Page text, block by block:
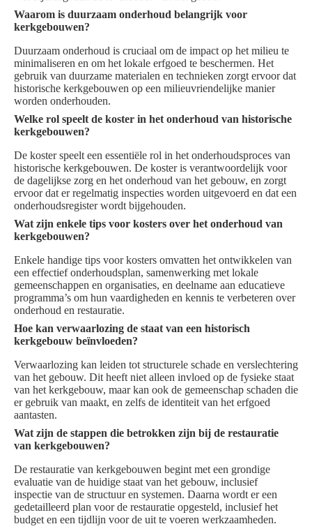
Waarom is duurzaam onderhoud belangrijk voor
kerkgebouwen?
Duurzaam onderhoud is cruciaal om de impact op het milieu te
minimaliseren en om het lokale erfgoed te beschermen. Het
gebruik van duurzame materialen en technieken zorgt ervoor dat
historische kerkgebouwen op een milieuvriendelijke manier
worden onderhouden.
Welke rol speelt de koster in het onderhoud van historische
kerkgebouwen?
De koster speelt een essentiële rol in het onderhoudsproces van
historische kerkgebouwen. De koster is verantwoordelijk voor
de dagelijkse zorg en het onderhoud van het gebouw, en zorgt
ervoor dat er regelmatig inspecties worden uitgevoerd en dat een
onderhoudsregister wordt bijgehouden.
Wat zijn enkele tips voor kosters over het onderhoud van
kerkgebouwen?
Enkele handige tips voor kosters omvatten het ontwikkelen van
een effectief onderhoudsplan, samenwerking met lokale
gemeenschappen en organisaties, en deelname aan educatieve
programma’s om hun vaardigheden en kennis te verbeteren over
onderhoud en restauratie.
Hoe kan verwaarlozing de staat van een historisch
kerkgebouw beïnvloeden?
Verwaarlozing kan leiden tot structurele schade en verslechtering
van het gebouw. Dit heeft niet alleen invloed op de fysieke staat
van het kerkgebouw, maar kan ook de gemeenschap schaden die
er gebruik van maakt, en zelfs de identiteit van het erfgoed
aantasten.
Wat zijn de stappen die betrokken zijn bij de restauratie
van kerkgebouwen?
De restauratie van kerkgebouwen begint met een grondige
evaluatie van de huidige staat van het gebouw, inclusief
inspectie van de structuur en systemen. Daarna wordt er een
gedetailleerd plan voor de restauratie opgesteld, inclusief het
budget en een tijdlijn voor de uit te voeren werkzaamheden.